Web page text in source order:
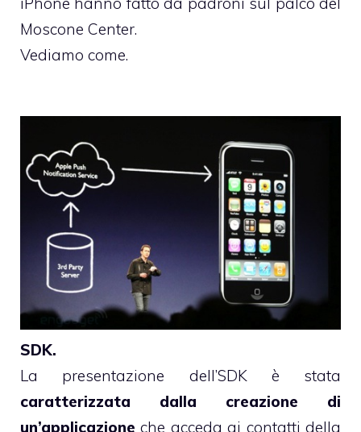
Moscone Center.
Vediamo come.
SDK.
La presentazione dell’SDK è stata
caratterizzata dalla creazione di
un’applicazione che acceda ai contatti della